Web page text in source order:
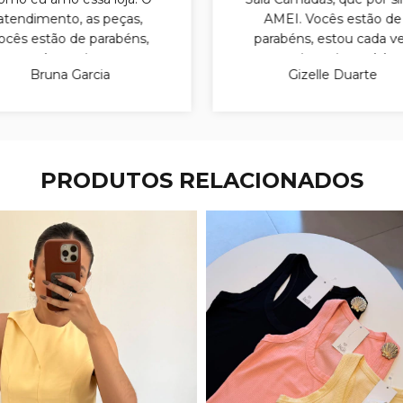
as peças,
estão de parabéns,
venha muitas novas
pra vocês! E
Bruna Garcia
AMEI. Vocês estão de
parabéns, estou cada
mais apaixonada!
Gizelle Duarte
PRODUTOS RELACIONADOS